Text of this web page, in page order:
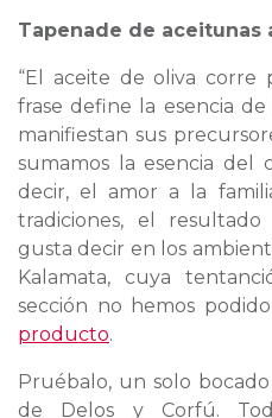
Tapenade de aceitunas
“El aceite de oliva corre
frase define la esencia
manifiestan sus
sumamos la esencia del
decir, el amor a la
tradiciones, el
gusta decir en los
Kalamata, cuya
sección no hemos podido
producto.
Pruébalo, un solo
de Delos y Corfú.